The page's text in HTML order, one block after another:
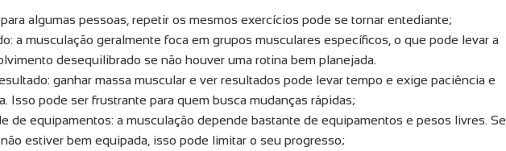
algumas pessoas, repetir os mesmos exercícios pode se tornar entediante;
a musculação geralmente foca em grupos musculares específicos, o que pode levar a
desequilibrado se não houver uma rotina bem planejada.
ganhar massa muscular e ver resultados pode levar tempo e exige paciência e
Isso pode ser frustrante para quem busca mudanças rápidas;
de equipamentos: a musculação depende bastante de equipamentos e pesos livres. Se
estiver bem equipada, isso pode limitar o seu progresso;